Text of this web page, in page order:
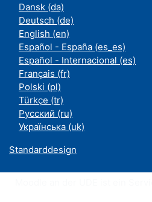
Dansk ‎(da)‎
Deutsch ‎(de)‎
English ‎(en)‎
Español - España ‎(es_es)‎
Español - Internacional ‎(es)‎
Français ‎(fr)‎
Polski ‎(pl)‎
Türkçe ‎(tr)‎
Русский ‎(ru)‎
Українська ‎(uk)‎
Standarddesign